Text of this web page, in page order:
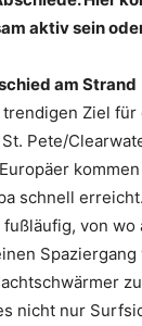
aktiv sein
am Strand
Ziel
Pete/
schnell
von
nicht nur